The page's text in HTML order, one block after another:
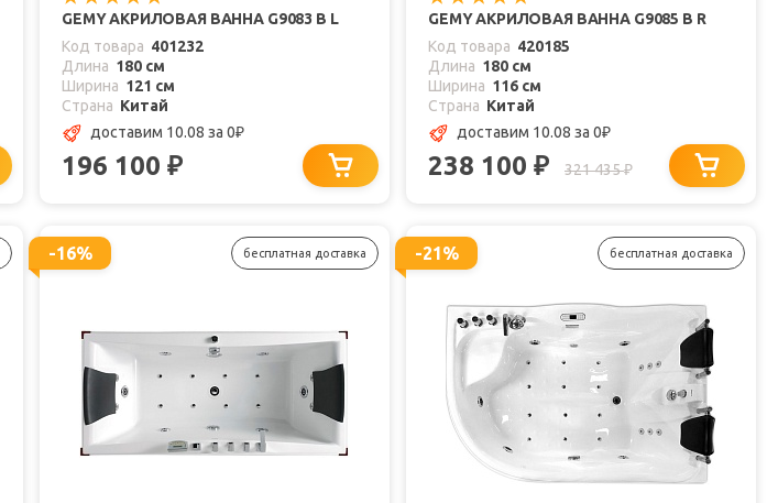
GEMY АКРИЛОВАЯ ВАННА G9083 B L
Код товара 401232
Длина 180 см
Ширина 121 см
Страна Китай
доставим 10.08 за 0₽
196 100 ₽
GEMY АКРИЛОВАЯ ВАННА G9085 B R
Код товара 420185
Длина 180 см
Ширина 116 см
Страна Китай
доставим 10.08 за 0₽
238 100 ₽ 321 435₽
-16% бесплатная доставка -21% бесплатная доставка